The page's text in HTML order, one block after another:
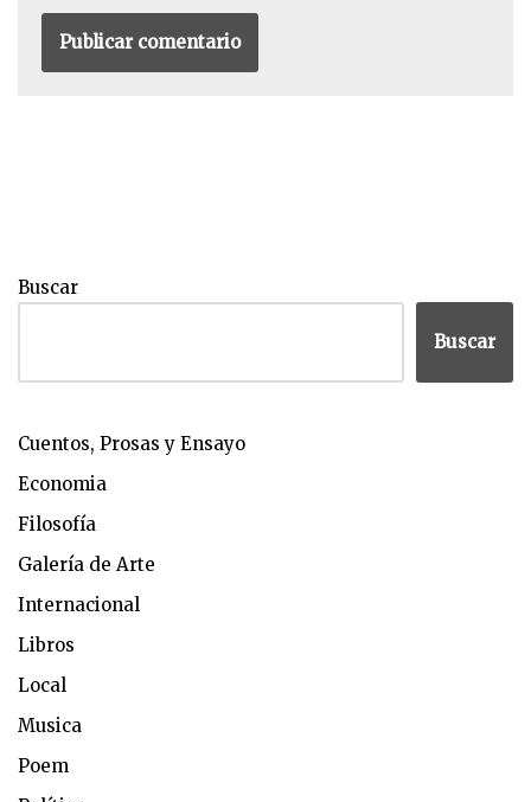
Buscar
Buscar
Cuentos, Prosas y Ensayo
Economia
Filosofía
Galería de Arte
Internacional
Libros
Local
Musica
Poem